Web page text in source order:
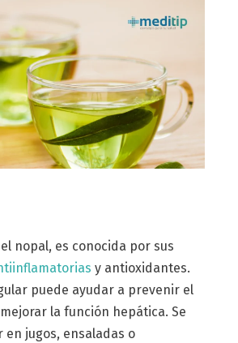
nopal, es conocida por sus
y antioxidantes.
puede ayudar a prevenir el
la función hepática. Se
jugos, ensaladas o